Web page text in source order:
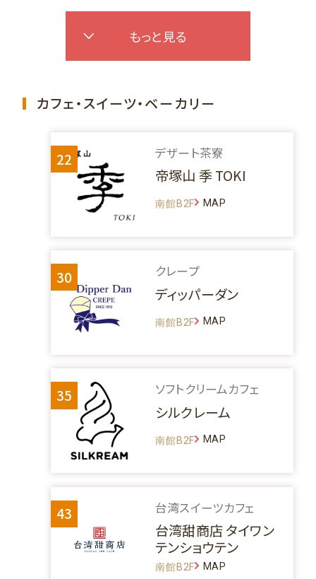
もっと見る
カフェ・スイーツ・ベーカリー
22 デザート茶寮
帝塚山 季 TOKI
南館B2F MAP
30 クレープ
ディッパーダン
南館B2F MAP
35 ソフトクリームカフェ
シルクレーム
南館B2F MAP
43 台湾スイーツカフェ
台湾甜商店 タイワン
テンショウテン
南館B2F MAP